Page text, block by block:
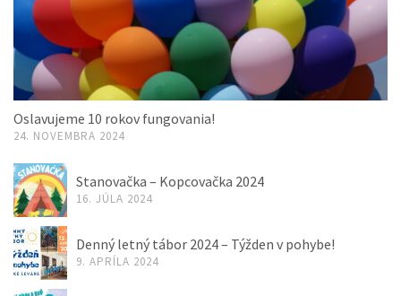
Oslavujeme 10 rokov fungovania!
24. NOVEMBRA 2024
Stanovačka – Kopcovačka 2024
16. JÚLA 2024
Denný letný tábor 2024 – Týžden v pohybe!
9. APRÍLA 2024